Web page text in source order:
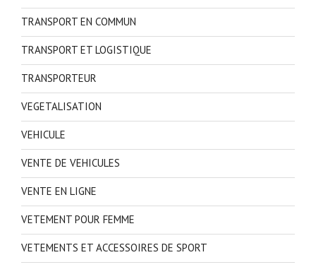
TRANSPORT EN COMMUN
TRANSPORT ET LOGISTIQUE
TRANSPORTEUR
VEGETALISATION
VEHICULE
VENTE DE VEHICULES
VENTE EN LIGNE
VETEMENT POUR FEMME
VETEMENTS ET ACCESSOIRES DE SPORT